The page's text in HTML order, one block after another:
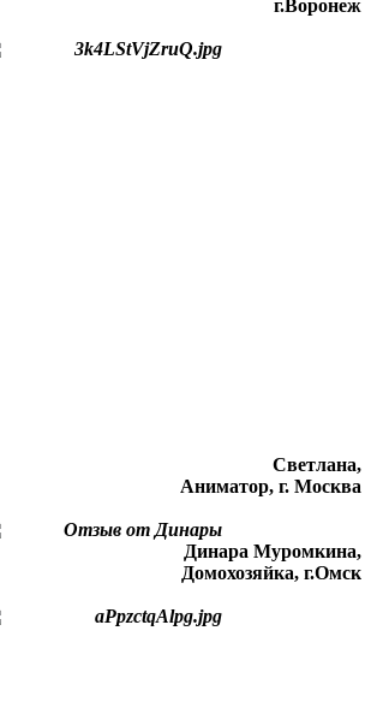
г.Воронеж
Светлана,
Аниматор, г. Москва
Динара Муромкина,
Домохозяйка, г.Омск